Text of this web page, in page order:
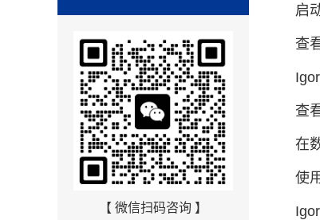
【 微信扫码咨询 】
启
查
查
在
使